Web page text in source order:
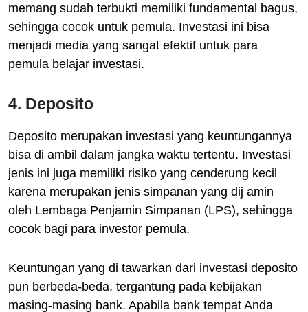
memang sudah terbukti memiliki fundamental bagus,
sehingga cocok untuk pemula. Investasi ini bisa
menjadi media yang sangat efektif untuk para
pemula belajar investasi.
4. Deposito
Deposito merupakan investasi yang keuntungannya
bisa di ambil dalam jangka waktu tertentu. Investasi
jenis ini juga memiliki risiko yang cenderung kecil
karena merupakan jenis simpanan yang dij amin
oleh Lembaga Penjamin Simpanan (LPS), sehingga
cocok bagi para investor pemula.
Keuntungan yang di tawarkan dari investasi deposito
pun berbeda-beda, tergantung pada kebijakan
masing-masing bank. Apabila bank tempat Anda